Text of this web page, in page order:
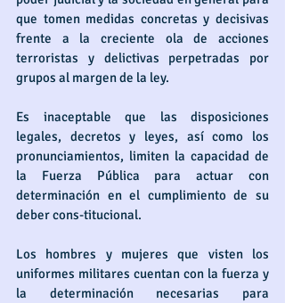
que tomen medidas concretas y decisivas
frente a la creciente ola de acciones
terroristas y delictivas perpetradas por
grupos al margen de la ley.
Es inaceptable que las disposiciones
legales, decretos y leyes, así como los
pronunciamientos, limiten la capacidad de
la Fuerza Pública para actuar con
determinación en el cumplimiento de su
deber cons-titucional.
Los hombres y mujeres que visten los
uniformes militares cuentan con la fuerza y
la determinación necesarias para